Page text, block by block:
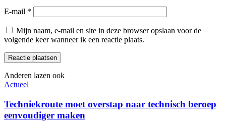
E-mail *
Mijn naam, e-mail en site in deze browser opslaan voor de
volgende keer wanneer ik een reactie plaats.
Anderen lazen ook
Actueel
Techniekroute moet overstap naar technisch beroep
eenvoudiger maken